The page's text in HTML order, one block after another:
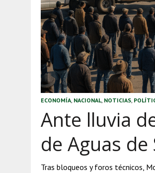
ECONOMÍA, NACIONAL, NOTICIAS,
Ante lluvia
de Aguas
Tras bloqueos y foros técnicos,